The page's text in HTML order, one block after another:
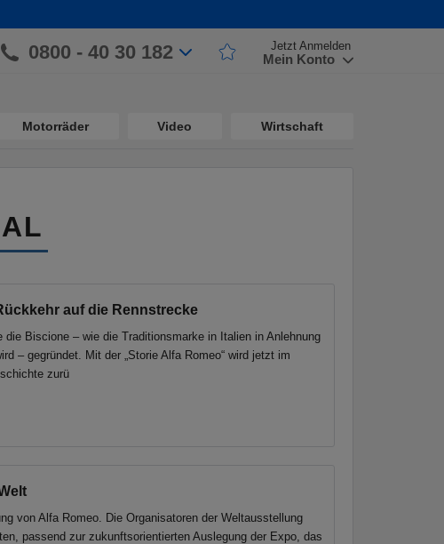
0800 - 40 30 182 Jetzt Anmelden
Mein Konto
Motorräder Video Wirtschaft
auf die Rennstrecke
die Biscione – wie die Traditionsmarke in Italien in Anlehnung
– gegründet. Mit der „Storie Alfa Romeo“ wird jetzt im
zurü
von Alfa Romeo. Die Organisatoren der Weltausstellung
passend zur zukunftsorientierten Auslegung der Expo, das